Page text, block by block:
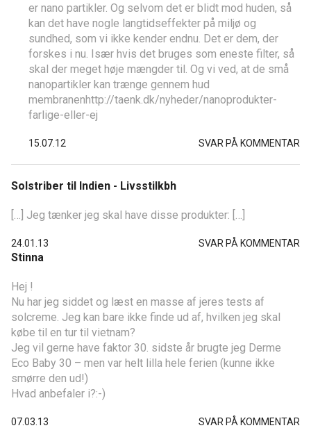
er nano partikler. Og selvom det er blidt mod huden, så
kan det have nogle langtidseffekter på miljø og
sundhed, som vi ikke kender endnu. Det er dem, der
forskes i nu. Især hvis det bruges som eneste filter, så
skal der meget høje mængder til. Og vi ved, at de små
nanopartikler kan trænge gennem hud
membranenhttp://taenk.dk/nyheder/nanoprodukter-
farlige-eller-ej
15.07.12 SVAR PÅ KOMMENTAR
Solstriber til Indien - Livsstilkbh
[…] Jeg tænker jeg skal have disse produkter: […]
24.01.13 SVAR PÅ KOMMENTAR
Stinna
Hej !
Nu har jeg siddet og læst en masse af jeres tests af
solcreme. Jeg kan bare ikke finde ud af, hvilken jeg skal
købe til en tur til vietnam?
Jeg vil gerne have faktor 30. sidste år brugte jeg Derme
Eco Baby 30 – men var helt lilla hele ferien (kunne ikke
smørre den ud!)
Hvad anbefaler i?:-)
07.03.13 SVAR PÅ KOMMENTAR